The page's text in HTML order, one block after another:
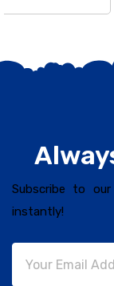
Subscribe to
instantly!